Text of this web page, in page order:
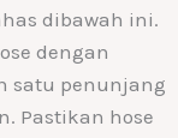
dibawah ini.
dengan
satu penunjang
Pastikan hose